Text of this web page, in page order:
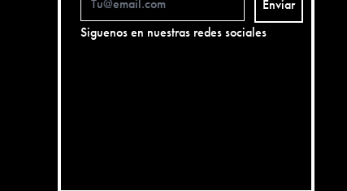
Enviar
Siguenos en nuestras redes sociales